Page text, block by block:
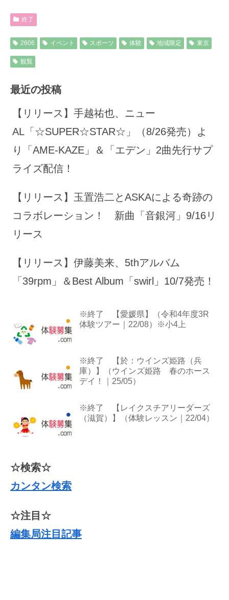
終了
2606 イベント スポーツ 体験 地域限定 東京
観覧
最近の投稿
【リリース】手越祐也、ニュー
AL「☆SUPER☆STAR☆」（8/26発売）よ
り「AME-KAZE」＆「エデン」2曲先行サプ
ライズ配信！
【リリース】玉置浩二とASKAによる奇跡の
コラボレーション！ 新曲「音銀河」9/16リ
リース
【リリース】伊藤美来、5thアルバム
「39rpm」＆Best Album「swirl」10/7発売！
※終了 【愛媛県】（令和4年度3R
体験ツアー｜22/08）※小4上
※終了 【於：ウインズ姫路（兵
庫）】（ウインズ姫路 春のホース
デイ！｜25/05）
※終了 【レイクスチアリーダーズ
（滋賀）】（体験レッスン｜22/04）
☆検索☆
カンタン検索
☆注目☆
編集局注目記事